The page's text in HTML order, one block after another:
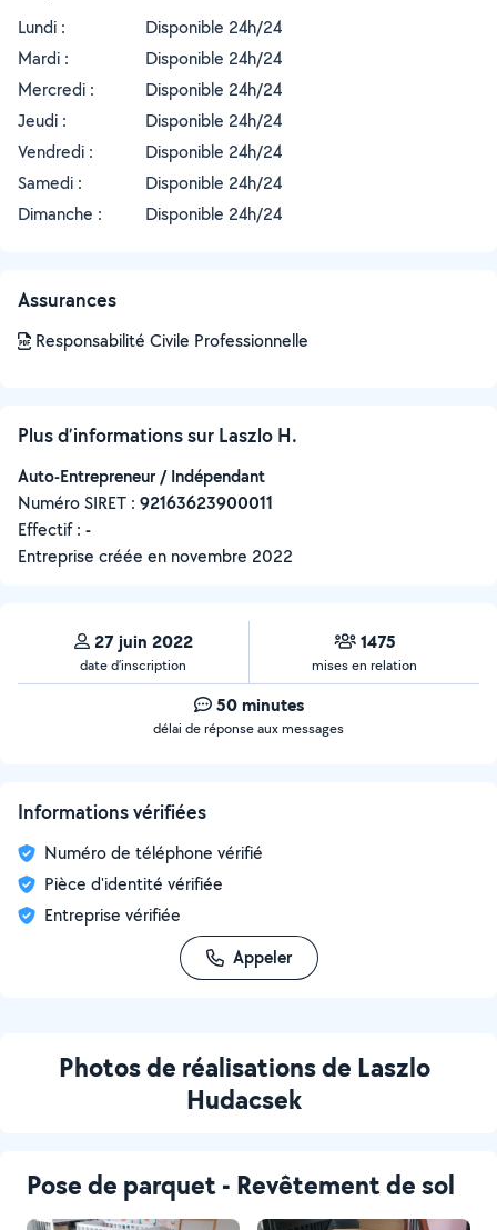
Lundi :
Disponible 24h/24
Mardi :
Disponible 24h/24
Mercredi :
Disponible 24h/24
Jeudi :
Disponible 24h/24
Vendredi :
Disponible 24h/24
Samedi :
Disponible 24h/24
Dimanche :
Disponible 24h/24
Assurances
Responsabilité Civile Professionnelle
Plus d’informations sur Laszlo H.
Auto-Entrepreneur / Indépendant
Numéro SIRET : ‍92163623900011
Effectif : -
Entreprise créée en novembre 2022
27 juin 2022
date d’inscription
1475
mises en relation
50 minutes
délai de réponse aux messages
Informations vérifiées
Numéro de téléphone vérifié
Pièce d'identité vérifiée
Entreprise vérifiée
Appeler
Photos de réalisations de Laszlo
Hudacsek
Pose de parquet - Revêtement de sol